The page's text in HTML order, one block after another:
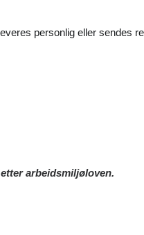
personlig eller sendes
arbeidsmiljøloven.